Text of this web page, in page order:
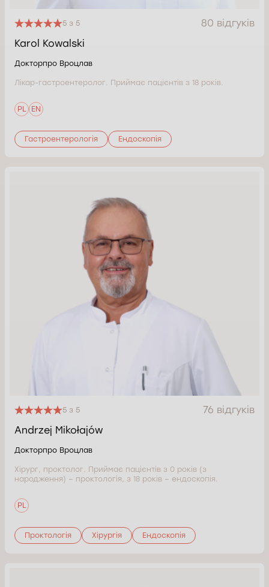
5 з 5
80 відгуків
Karol Kowalski
Докторпро Вроцлав
Лікар-гастроентеролог. Приймає пацієнтів з 18 років.
PL EN
Гастроентерологія Ендоскопія
5 з 5
76 відгуків
Andrzej Mikołajów
Докторпро Вроцлав
Хірург, проктолог. Приймає пацієнтів з 0 років (з
народження) – проктологія, з 18 років – ендоскопія.
PL
Проктологія Хірургія Ендоскопія